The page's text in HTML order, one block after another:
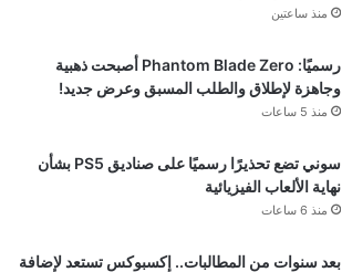
منذ ساعتين
رسميًا: Phantom Blade Zero أصبحت ذهبية
وجاهزة لإطلاق والطلب المسبق وعرض جديد!
منذ 5 ساعات
سوني تضع تحذيرًا رسميًا على صناديق PS5 بشأن
نهاية الألعاب الفيزيائية
منذ 6 ساعات
بعد سنوات من المطالبات.. إكسبوكس تستعد لإضافة